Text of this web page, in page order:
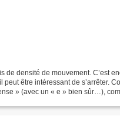
de densité de mouvement. C’est
être intéressant de s’arrêter.
» (avec un « e » bien sûr…),